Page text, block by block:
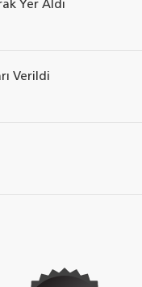
Yer Aldı
Verildi